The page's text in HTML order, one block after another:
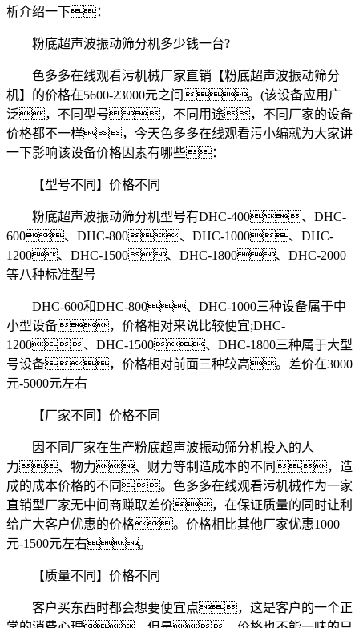
析介绍一下：
粉底超声波振动筛分机多少钱一台?
色多多在线观看污机械厂家直销【粉底超声波振动筛分
机】的价格在5600-23000元之间。(该设备应用广
泛，不同型号，不同用途，不同厂家的设备
价格都不一样，今天色多多在线观看污小编就为大家讲
一下影响该设备价格因素有哪些：
【型号不同】价格不同
粉底超声波振动筛分机型号有DHC-400、DHC-
600、DHC-800、DHC-1000、DHC-
1200、DHC-1500、DHC-1800、DHC-2000
等八种标准型号
DHC-600和DHC-800、DHC-1000三种设备属于中
小型设备，价格相对来说比较便宜;DHC-
1200、DHC-1500、DHC-1800三种属于大型
号设备，价格相对前面三种较高。差价在3000
元-5000元左右
【厂家不同】价格不同
因不同厂家在生产粉底超声波振动筛分机投入的人
力、物力、财力等制造成本的不同，造
成的成本价格的不同。色多多在线观看污机械作为一家
直销型厂家无中间商赚取差价，在保证质量的同时让利
给广大客户优惠的价格。价格相比其他厂家优惠1000
元-1500元左右。
【质量不同】价格不同
客户买东西时都会想要便宜点，这是客户的一个正